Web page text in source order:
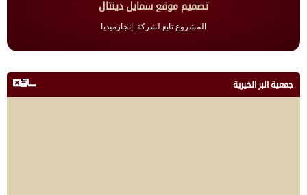
تصميم موقع سمايل دينتال
المشروع تابع لشركة: إنجازميديا
جمعية البر الخيرية